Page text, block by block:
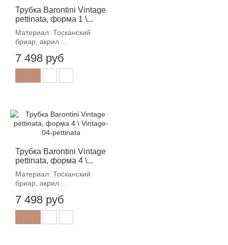
Трубка Barontini Vintage
pettinata, форма 1 \...
Материал: Тосканский
бриар, акрил...
7 498 руб
Трубка Barontini Vintage
pettinata, форма 4 \...
Материал: Тосканский
бриар, акрил...
7 498 руб